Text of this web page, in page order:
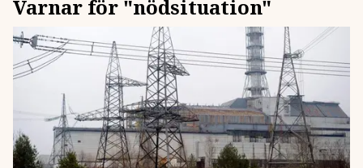
Varnar för "nödsituation"